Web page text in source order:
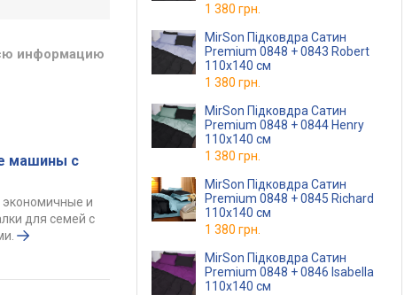
информацию
машины с
экономичные и
для семей с
1 380 грн.
MirSon Підковдра Сатин
Premium 0848 + 0843 Robert
110х140 см
1 380 грн.
MirSon Підковдра Сатин
Premium 0848 + 0844 Henry
110х140 см
1 380 грн.
MirSon Підковдра Сатин
Premium 0848 + 0845 Richard
110х140 см
1 380 грн.
MirSon Підковдра Сатин
Premium 0848 + 0846 Isabella
110х140 см